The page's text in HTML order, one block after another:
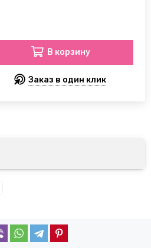
В корзину
Заказ в один клик